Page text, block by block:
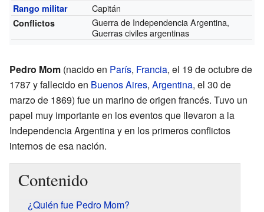
Rango militar
Capitán
Conflictos
Guerra de Independencia Argentina,
Guerras civiles argentinas
Pedro Mom (nacido en París, Francia, el 19 de octubre de
1787 y fallecido en Buenos Aires, Argentina, el 30 de
marzo de 1869) fue un marino de origen francés. Tuvo un
papel muy importante en los eventos que llevaron a la
Independencia Argentina y en los primeros conflictos
internos de esa nación.
Contenido
¿Quién fue Pedro Mom?